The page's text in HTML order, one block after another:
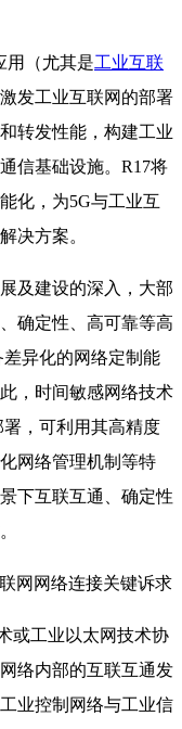
用（尤其是工业互联
发工业互联网的部署
转发性能，构建工业
信基础设施。R17将
化，为5G与工业互
决方案。
及建设的深入，大部
确定性、高可靠等高
异化的网络定制能
，时间敏感网络技术
，可利用其高精度
网络管理机制等特
下互联互通、确定性
网网络连接关键诉求
或工业以太网技术协
络内部的互联互通发
业控制网络与工业信